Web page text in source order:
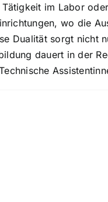
im Labor
wo die
Dualität sorgt nicht
dauert in der